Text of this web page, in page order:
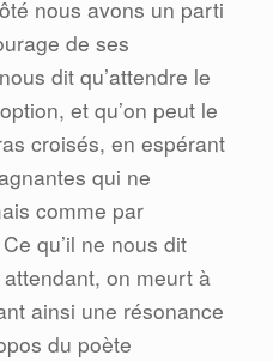
nous avons un parti
de ses
dit qu’attendre le
et qu’on peut le
croisés, en espérant
qui ne
comme par
Ce qu’il ne nous dit
attendant, on meurt à
ainsi une résonance
du poète